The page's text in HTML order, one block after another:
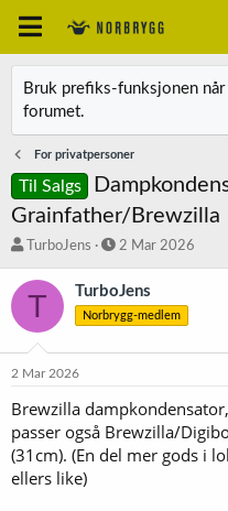
Bruk prefiks-funksjonen
forumet.
For privatpersoner
Til Salgs
Grainfather/Brewzilla
T
å
t
r
TurboJens
S
a
r
t
o
2 Mar 2026
T TurboJens
Norbrygg-medlem
2 Mar 2026
Brewzilla
passer også Brewzilla/
(31cm). (En del mer gods i
ellers like)